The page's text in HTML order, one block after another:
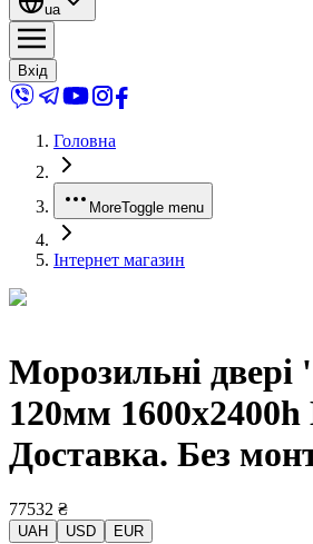
ua
Вхід
Головна
MoreToggle menu
Інтернет магазин
Морозильні
120мм 1600x2400h
Доставка. Без
77532 ₴
UAH USD EUR